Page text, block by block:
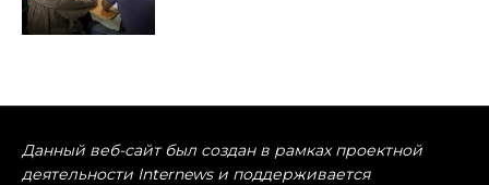
Данный веб-сайт был создан в рамках проектной
деятельности Internews и поддерживается